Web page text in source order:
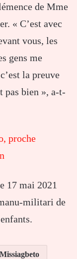
de Mme
« C’est avec
vous, les
gens me
la preuve
pas bien », a-t-
proche
17 mai 2021
militari de